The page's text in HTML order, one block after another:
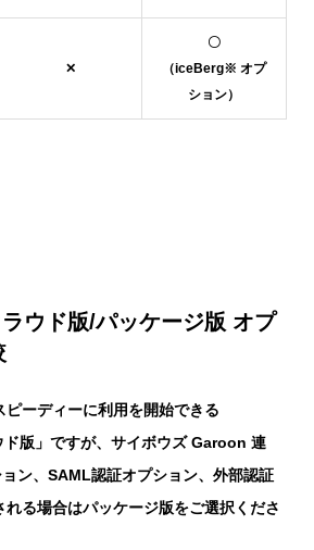
✕
〇
（iceBerg※ オプ
ション）
ウド版/パッケージ版 オプ
ーディーに利用を開始できる
ド版」ですが、サイボウズ Garoon 連
ン、SAML認証オプション、外部認証
る場合はパッケージ版をご選択くださ